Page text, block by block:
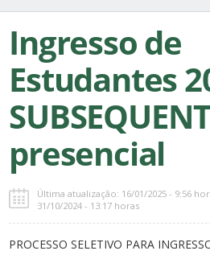
Ingresso de
Estudantes
presencial
Última atualização: 16/01/2025 - 9:56
31/10/2024 - 13:17 horas
PROCESSO SELETIVO PARA